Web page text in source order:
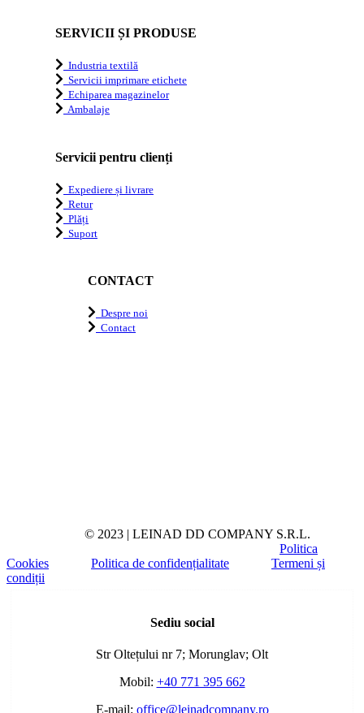
SERVICII ȘI PRODUSE
Industria textilă
Servicii imprimare etichete
Echiparea magazinelor
Ambalaje
Servicii pentru clienți
Expediere și livrare
Retur
Plăți
Suport
CONTACT
Despre noi
Contact
© 2023 | LEINAD DD COMPANY S.R.L.
Politica
Cookies
Politica de confidențialitate
Termeni și
condiții
Sediu social
Str Oltețului nr 7; Morunglav; Olt
Mobil: +40 771 395 662
E-mail: office@leinadcompany.ro